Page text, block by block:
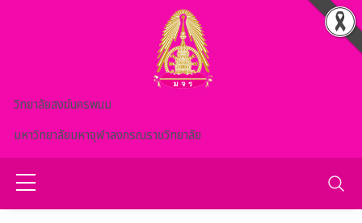
วิทยาลัยสงฆ์นครพนม
มหาวิทยาลัยมหาจุฬาลงกรณราชวิทยาลัย